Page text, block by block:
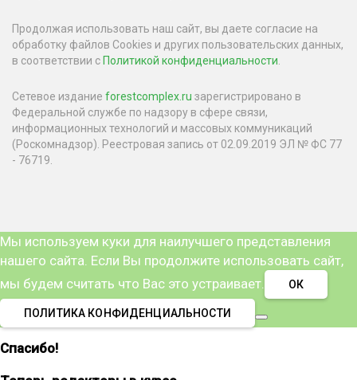
Продолжая использовать наш сайт, вы даете согласие на
обработку файлов Cookies и других пользовательских данных,
в соответствии сПолитикой конфиденциальности
Сетевое издание forestcomplex.ru зарегистрировано в
Федеральной службе по надзору в сфере связи,
информационных технологий и массовых коммуникаций
(Роскомнадзор). Реестровая запись от 02.09.2019 ЭЛ № ФС 77
- 76719.
Мы используем куки для наилучшего представления
нашего сайта. Если Вы продолжите использовать сайт,
мы будем считать что Вас это устраивает.
ОК
ПОЛИТИКА КОНФИДЕНЦИАЛЬНОСТИ
Спасибо!